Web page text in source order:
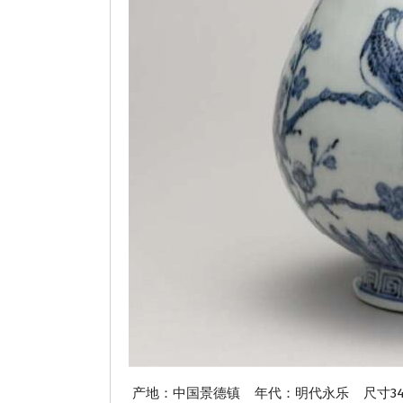
产地：中国景德镇 年代：明代永乐 尺寸